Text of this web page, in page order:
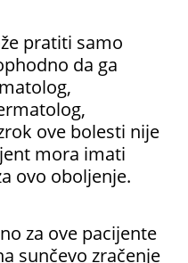
pratiti samo
da ga
ove bolesti nije
mora imati
ovo oboljenje.
za ove pacijente
sunčevo zračenje